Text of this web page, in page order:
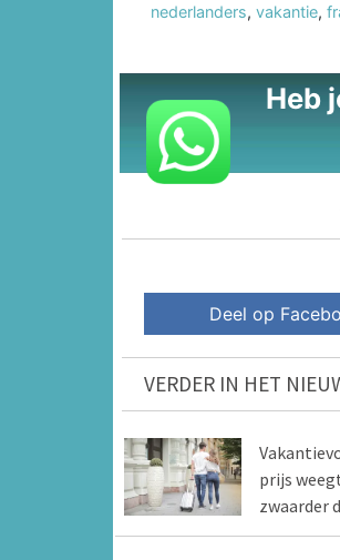
nederlanders, vakantie,
Heb
Deel op
VERDER IN HET
prijs
zwaarder